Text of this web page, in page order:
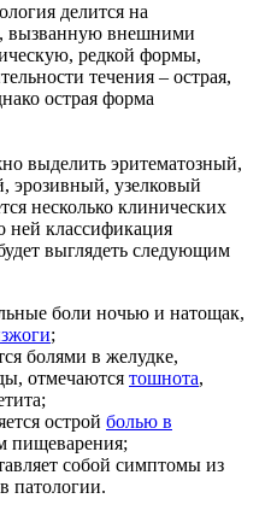
делится на
вызванную внешними
редкой формы,
течения – острая,
острая форма
выделить эритематозный,
эрозивный, узелковый
несколько клинических
ней классификация
выглядеть следующим
боли ночью и натощак,
;
болями в желудке,
отмечаются тошнота,
острой болью в
пищеварения;
собой симптомы из
патологии.